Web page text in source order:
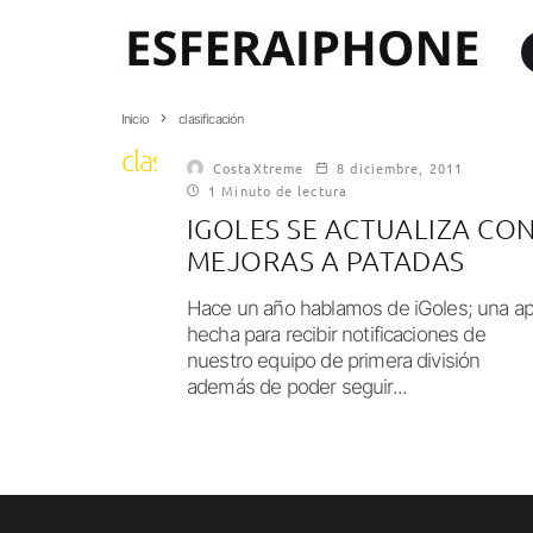
Inicio clasificación
clasificación
CostaXtreme
8 diciembre, 2011
1 Minuto de lectura
IGOLES SE ACTUALIZA CON
MEJORAS A PATADAS
Hace un año hablamos de iGoles; una
hecha para recibir notificaciones de
nuestro equipo de primera división
además de poder seguir...